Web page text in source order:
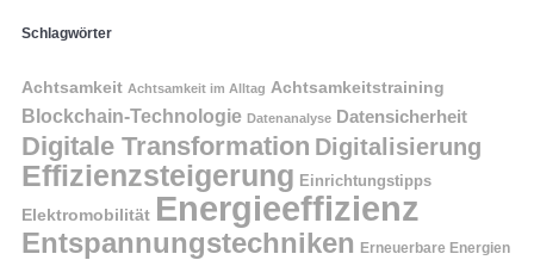
Schlagwörter
Achtsamkeit Achtsamkeit im Alltag Achtsamkeitstraining
Blockchain-Technologie Datenanalyse Datensicherheit
Digitale Transformation Digitalisierung
Effizienzsteigerung Einrichtungstipps
Elektromobilität Energieeffizienz
Entspannungstechniken Erneuerbare Energien